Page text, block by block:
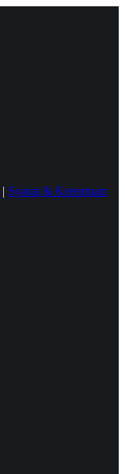
| Syarat & Ketentuan